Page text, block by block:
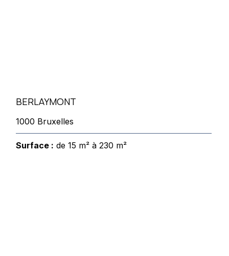
BERLAYMONT
1000 Bruxelles
Surface : de 15 m² à 230 m²